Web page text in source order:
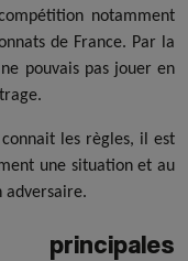
notamment
de France. Par la
pouvais pas jouer en
les règles, il est
une situation et au
adversaire.